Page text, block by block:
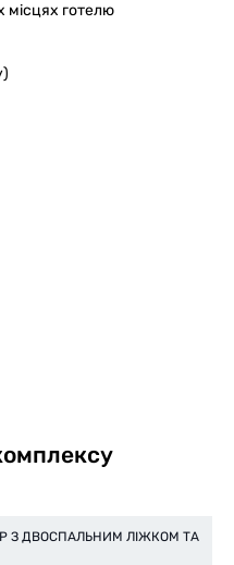
місцях готелю
З ДВОСПАЛЬНИМ ЛІЖКОМ ТА